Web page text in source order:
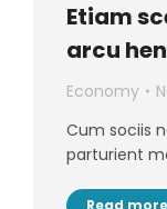
Etiam
arcu
Economy
Cum sociis
parturient